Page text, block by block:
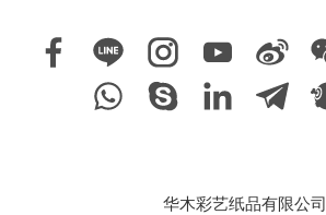
华木彩艺纸品有限公司